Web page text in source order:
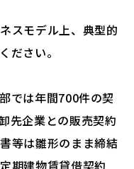
スモデル上、典型的
ださい。
では年間700件の契
先企業との販売契約
等は雛形のまま締結